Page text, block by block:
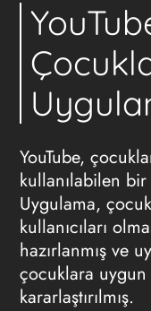
YouTube,
kullanılabilen
Uygulama,
kullanıcıları
hazırlanmış ve
çocuklara uygun
kararlaştırılmış.